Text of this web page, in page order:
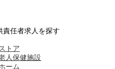
責任者求人を探す
トア
人保健施設
ーム